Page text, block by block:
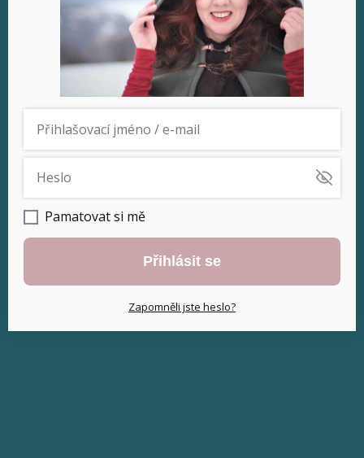
Pamatovat si mě
Přihlásit se
Zapomněli jste heslo?